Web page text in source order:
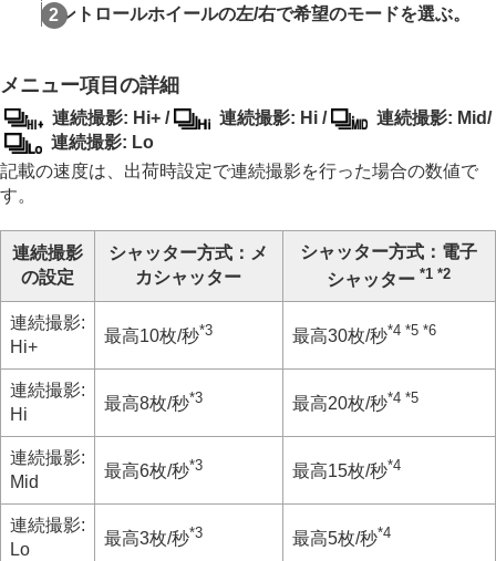
ISO感度を選ぶ
画像に効果を加える
ドライブモード
ドライブモード限定
連続撮影
プリ撮影設定
撮影時セレクション/メモ
セルフタイマー（1枚）
連続ブラケット
フォーカスブラケット
ブラケット設定
セルフタイマー
インターバル撮影機能
コントロールホイールの左/右で希望のモードを選ぶ。
メニュー項目の詳細
連続撮影: Hi+ / 連続撮影: Hi / 連続撮影: Mid/
連続撮影: Lo
記載の速度は、出荷時設定で連続撮影を行った場合の数値で
す。
連続撮影
の設定
シャッター方式 ： メ
カシャッター
シャッター方式 ： 電子
シャッター *1 *2
連続撮影:
Hi+
最高10枚/秒*3 最高30枚/秒*4 *5 *6
連続撮影:
Hi
最高8枚/秒*3 最高20枚/秒*4 *5
連続撮影:
Mid
最高6枚/秒*3 最高15枚/秒*4
連続撮影:
Lo
最高3枚/秒*3 最高5枚/秒*4